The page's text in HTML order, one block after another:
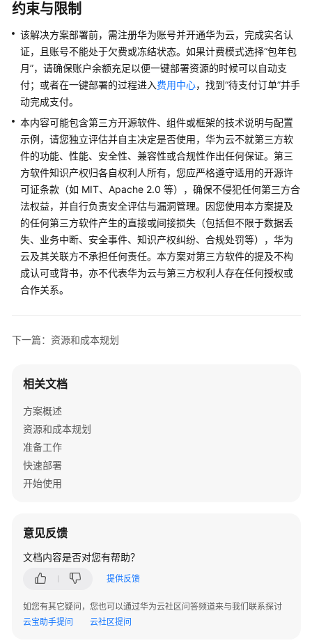
量
化
离
线
大
数
据
解
决
方
案
快
速
搭
建
跨
VPS
店
铺
管
理
境
基
电
数
析
与
约束与限制
该解决方案部署前，需注册华为账号并开通华为云，完成实名认
证，且账号不能处于欠费或冻结状态。如果计费模式选择“包年包
月”，请确保账户余额充足以便一键部署资源的时候可以自动支
付；或者在一键部署的过程进入费用中心，找到“待支付订单”并手
动完成支付。
本内容可能包含第三方开源软件、组件或框架的技术说明与配置
示例，请您独立评估并自主决定是否使用，华为云不就第三方软
件的功能、性能、安全性、兼容性或合规性作出任何保证。第三
方软件知识产权归各自权利人所有，您应严格遵守适用的开源许
可证条款（如 MIT、Apache 2.0 等），确保不侵犯任何第三方合
法权益，并自行负责安全评估与漏洞管理。因您使用本方案提及
的任何第三方软件产生的直接或间接损失（包括但不限于数据丢
失、业务中断、安全事件、知识产权纠纷、合规处罚等），华为
云及其关联方不承担任何责任。本方案对第三方软件的提及不构
成认可或背书，亦不代表华为云与第三方权利人存在任何授权或
合作关系。
下一篇：资源和成本规划
相关文档
方案概述
资源和成本规划
准备工作
快速部署
开始使用
意见反馈
文档内容是否对您有帮助？
提供反馈
如您有其它疑问，您也可以通过华为云社区问答频道来与我们联系探讨
云宝助手提问
云社区提问